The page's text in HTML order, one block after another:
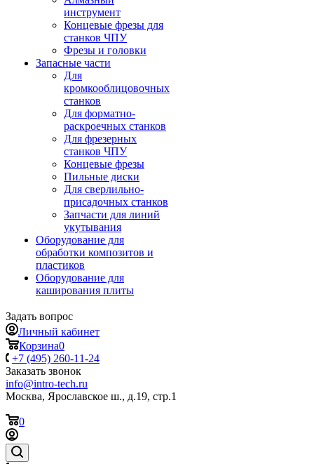
инструмент
Концевые фрезы для
станков ЧПУ
Фрезы и головки
Запасные части
Для
кромкооблицовочных
станков
Для форматно-
раскроечных станков
Для фрезерных
станков ЧПУ
Концевые фрезы
Пильные диски
Для сверлильно-
присадочных станков
Запчасти для линий
укутывания
Оборудование для
обработки композитов и
пластиков
Оборудование для
каширования плиты
Задать вопрос
Личный кабинет
Корзина0
+7 (495) 260-11-24
Заказать звонок
info@intro-tech.ru
Москва, Ярославское ш., д.19, стр.1
0